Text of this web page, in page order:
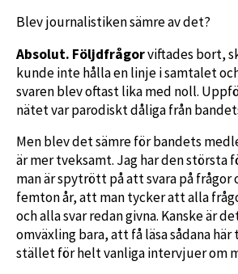
Blev journalistiken sämre av det?
Absolut. Följdfrågorviftades bort,
kunde inte hålla en linje i samtalet
svaren blev oftast lika med noll.
nätet var parodiskt dåliga från
Men blev det sämre för bandets
är mer tveksamt. Jag har den största
man är spytrött på att svara på frågor
femton år, att man tycker att alla
och alla svar redan givna. Kanske är
omväxling bara, att få läsa sådana
stället för helt vanliga intervjuer om